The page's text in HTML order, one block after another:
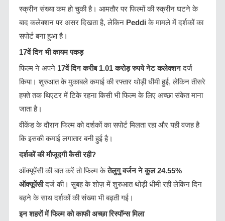
स्क्रीन संख्या कम हो चुकी है। आमतौर पर फिल्मों की स्क्रीन घटने के
बाद कलेक्शन पर असर दिखता है, लेकिन Peddi के मामले में दर्शकों का
सपोर्ट बना हुआ है।
17वें दिन भी कायम पकड़
फिल्म ने अपने 17वें दिन करीब1.01करोड़ रुपये नेट कलेक्शनदर्ज
किया। शुरुआत के मुकाबले कमाई की रफ्तार थोड़ी धीमी हुई, लेकिन तीसरे
हफ्ते तक थिएटर में टिके रहना किसी भी फिल्म के लिए अच्छा संकेत माना
जाता है।
वीकेंड के दौरान फिल्म को दर्शकों का सपोर्ट मिलता रहा और यही वजह है
कि इसकी कमाई लगातार बनी हुई है।
दर्शकों की मौजूदगी कैसी रही?
ऑक्यूपेंसी की बात करें तो फिल्म केतेलुगु वर्जन ने कुल24.55%
ऑक्यूपेंसीदर्ज की। सुबह के शोज़ में शुरुआत थोड़ी धीमी रही लेकिन दिन
बढ़ने के साथ दर्शकों की संख्या भी बढ़ती गई।
इन शहरों में फिल्म को काफी अच्छा रिस्पॉन्स मिला